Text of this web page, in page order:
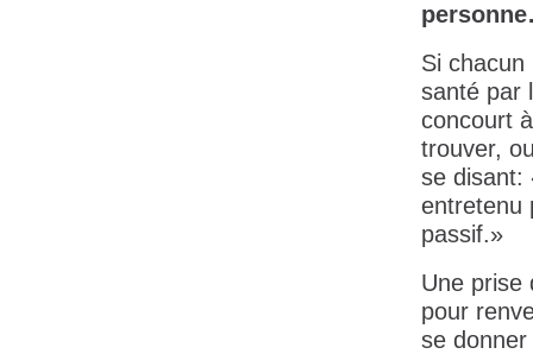
Si chacun
santé par
concourt
trouver,
se disant:
entretenu
passif.»
Une prise
pour
se